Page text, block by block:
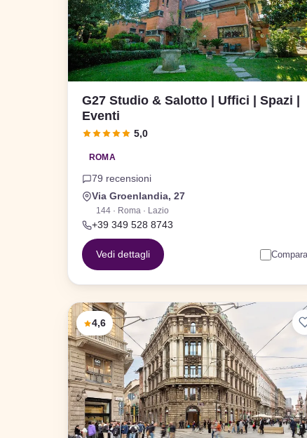
G27 Studio & Salotto | Uffici | Spazi |
Eventi
5,0
ROMA
79 recensioni
Via Groenlandia, 27
144 · Roma · Lazio
+39 349 528 8743
Vedi dettagli
4,6